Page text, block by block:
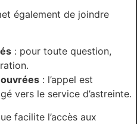
également de joindre
: pour toute question,
: l’appel est
vers le service d’astreinte.
facilite l’accès aux